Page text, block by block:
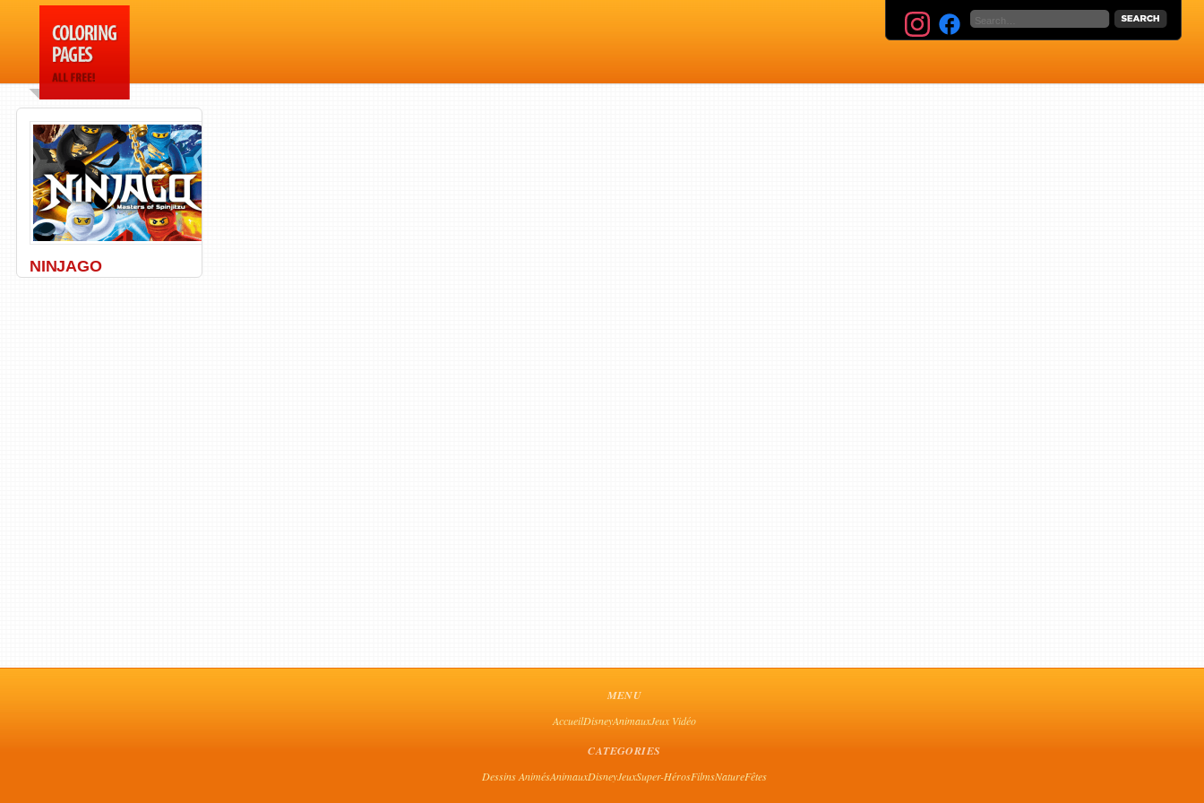
NINJAGO
MENU
AccueilDisneyAnimauxJeux Vidéo
CATEGORIES
Dessins AnimésAnimauxDisneyJeuxSuper-HérosFilmsNatureFêtes